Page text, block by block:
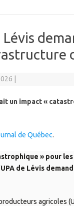
Lévis
un impact «
de Québec.
» pour
de Lévis
agricoles